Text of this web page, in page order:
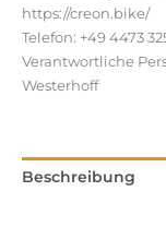
https://creon.bike/
Telefon: +49 4473
Verantwortliche
Westerhoff
Beschreibung